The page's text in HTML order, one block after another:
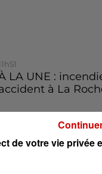
LA UNE :
à La
de votre vie privée